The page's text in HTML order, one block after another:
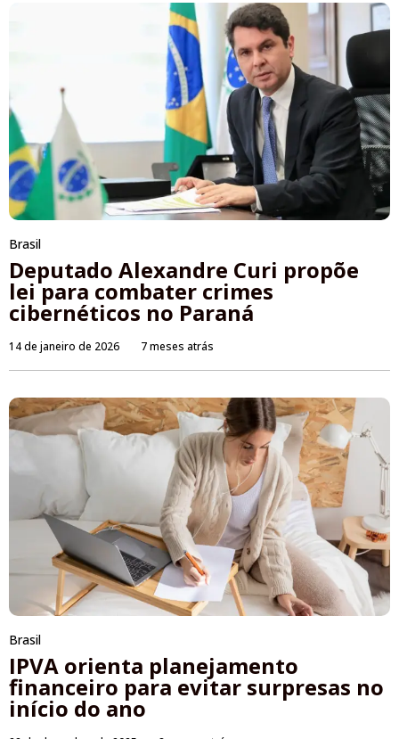
Brasil
Deputado Alexandre Curi propõe
lei para combater crimes
cibernéticos no Paraná
14 de janeiro de 2026 7 meses atrás
Brasil
IPVA orienta planejamento
financeiro para evitar surpresas no
início do ano